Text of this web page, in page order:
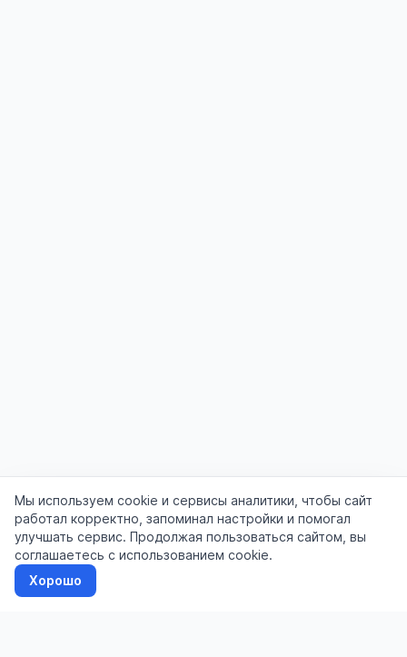
Мы используем cookie и сервисы аналитики, чтобы сайт
работал корректно, запоминал настройки и помогал
улучшать сервис. Продолжая пользоваться сайтом, вы
соглашаетесь с использованием cookie.
Хорошо